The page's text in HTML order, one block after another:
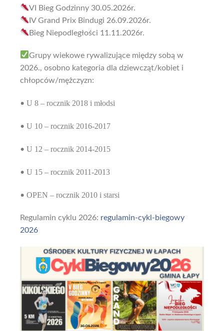
VI Bieg Godzinny 30.05.2026r.
IV Grand Prix Bindugi 26.09.2026r.
Bieg Niepodległości 11.11.2026r.
Grupy wiekowe rywalizujące między sobą w
2026., osobno kategoria dla dziewcząt/kobiet i
chłopców/mężczyzn:
• U 8 – rocznik 2018 i młodsi
• U 10 – rocznik 2016-2017
• U 12 – rocznik 2014-2015
• U 15 – rocznik 2011-2013
• OPEN – rocznik 2010 i starsi
Regulamin cyklu 2026: regulamin-cykl-biegowy
2026